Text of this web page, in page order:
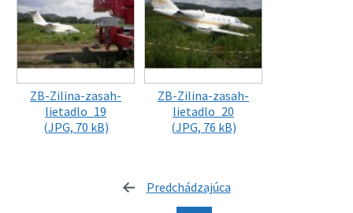
ZB-Zilina-zasah-
lietadlo_19
(JPG, 70 kB)
ZB-Zilina-zasah-
lietadlo_20
(JPG, 76 kB)
Predchádzajúca